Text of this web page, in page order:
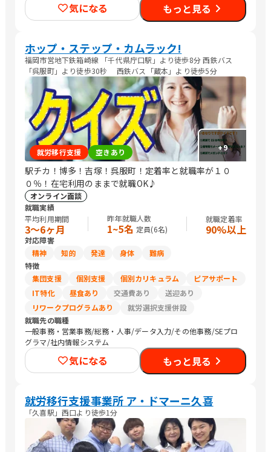
気になる もっと見る
ホップ・ステップ・カムラック!
福岡市営地下鉄箱崎線 「千代県庁口駅」より徒歩8分 西鉄バス
「呉服町」より徒歩30秒 西鉄バス「蔵本」より徒歩5分
+9
就労移行支援 空きあり
駅チカ！博多！吉塚！呉服町！定着率と就職率が１０
０％！在宅利用のままで就職OK♪
オンライン面談
就職実績
平均利用期間
3〜6ヶ月
昨年就職人数
1~5名 定員(6名)
就職定着率
90%以上
対応障害
精神
知的 発達 身体
難病
特徴
集団支援
個別支援 個別カリキュラム
ピアサポート
IT特化
昼食あり 交通費あり
送迎あり
リワークプログラムあり
就労選択支援併設
就職先の職種
一般事務・営業事務/総務・人事/データ入力/その他事務/SEプロ
グラマ/社内情報システム
気になる もっと見る
就労移行支援事業所 ア・ドマーニ久喜
「久喜駅」西口より徒歩1分